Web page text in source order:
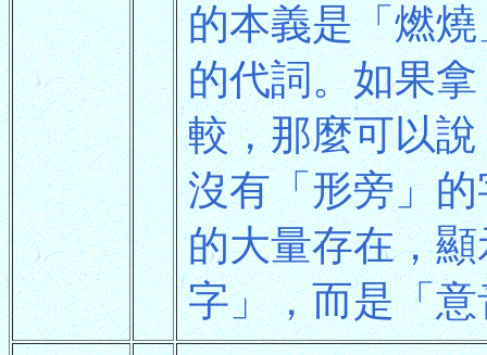
的本義是「燃
的代詞。如果
較，那麼可以
沒有「形旁」
的大量存在，
字」，而是「